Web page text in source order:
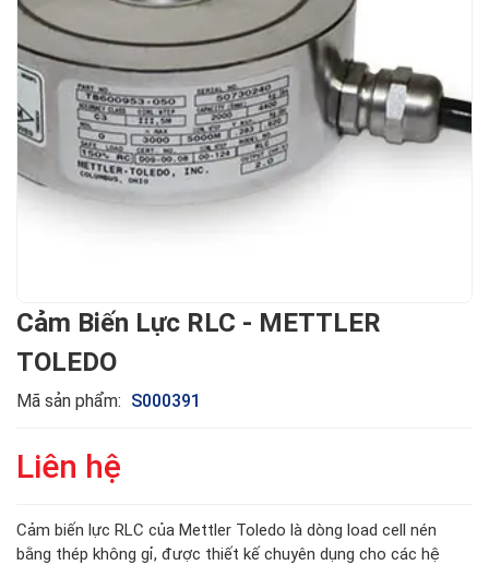
Cảm Biến Lực RLC - METTLER
TOLEDO
Mã sản phẩm: S000391
Liên hệ
Cảm biến lực RLC của Mettler Toledo là dòng load cell nén
bằng thép không gỉ, được thiết kế chuyên dụng cho các hệ